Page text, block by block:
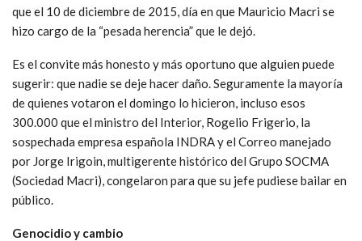
que el 10 de diciembre de 2015, día en que Mauricio Macri se
hizo cargo de la “pesada herencia” que le dejó.
Es el convite más honesto y más oportuno que alguien puede
sugerir: que nadie se deje hacer daño. Seguramente la mayoría
de quienes votaron el domingo lo hicieron, incluso esos
300.000 que el ministro del Interior, Rogelio Frigerio, la
sospechada empresa española INDRA y el Correo manejado
por Jorge Irigoin, multigerente histórico del Grupo SOCMA
(Sociedad Macri), congelaron para que su jefe pudiese bailar en
público.
Genocidio y cambio